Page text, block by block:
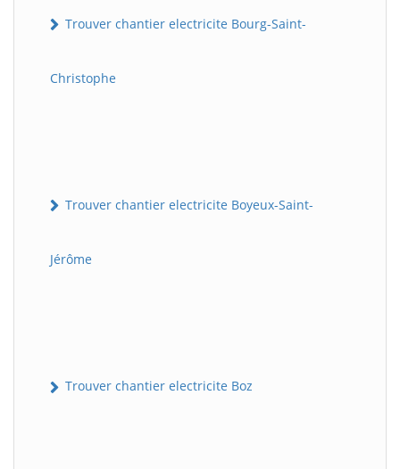
Trouver chantier electricite Bourg-Saint-
Christophe
Trouver chantier electricite Boyeux-Saint-
Jérôme
Trouver chantier electricite Boz